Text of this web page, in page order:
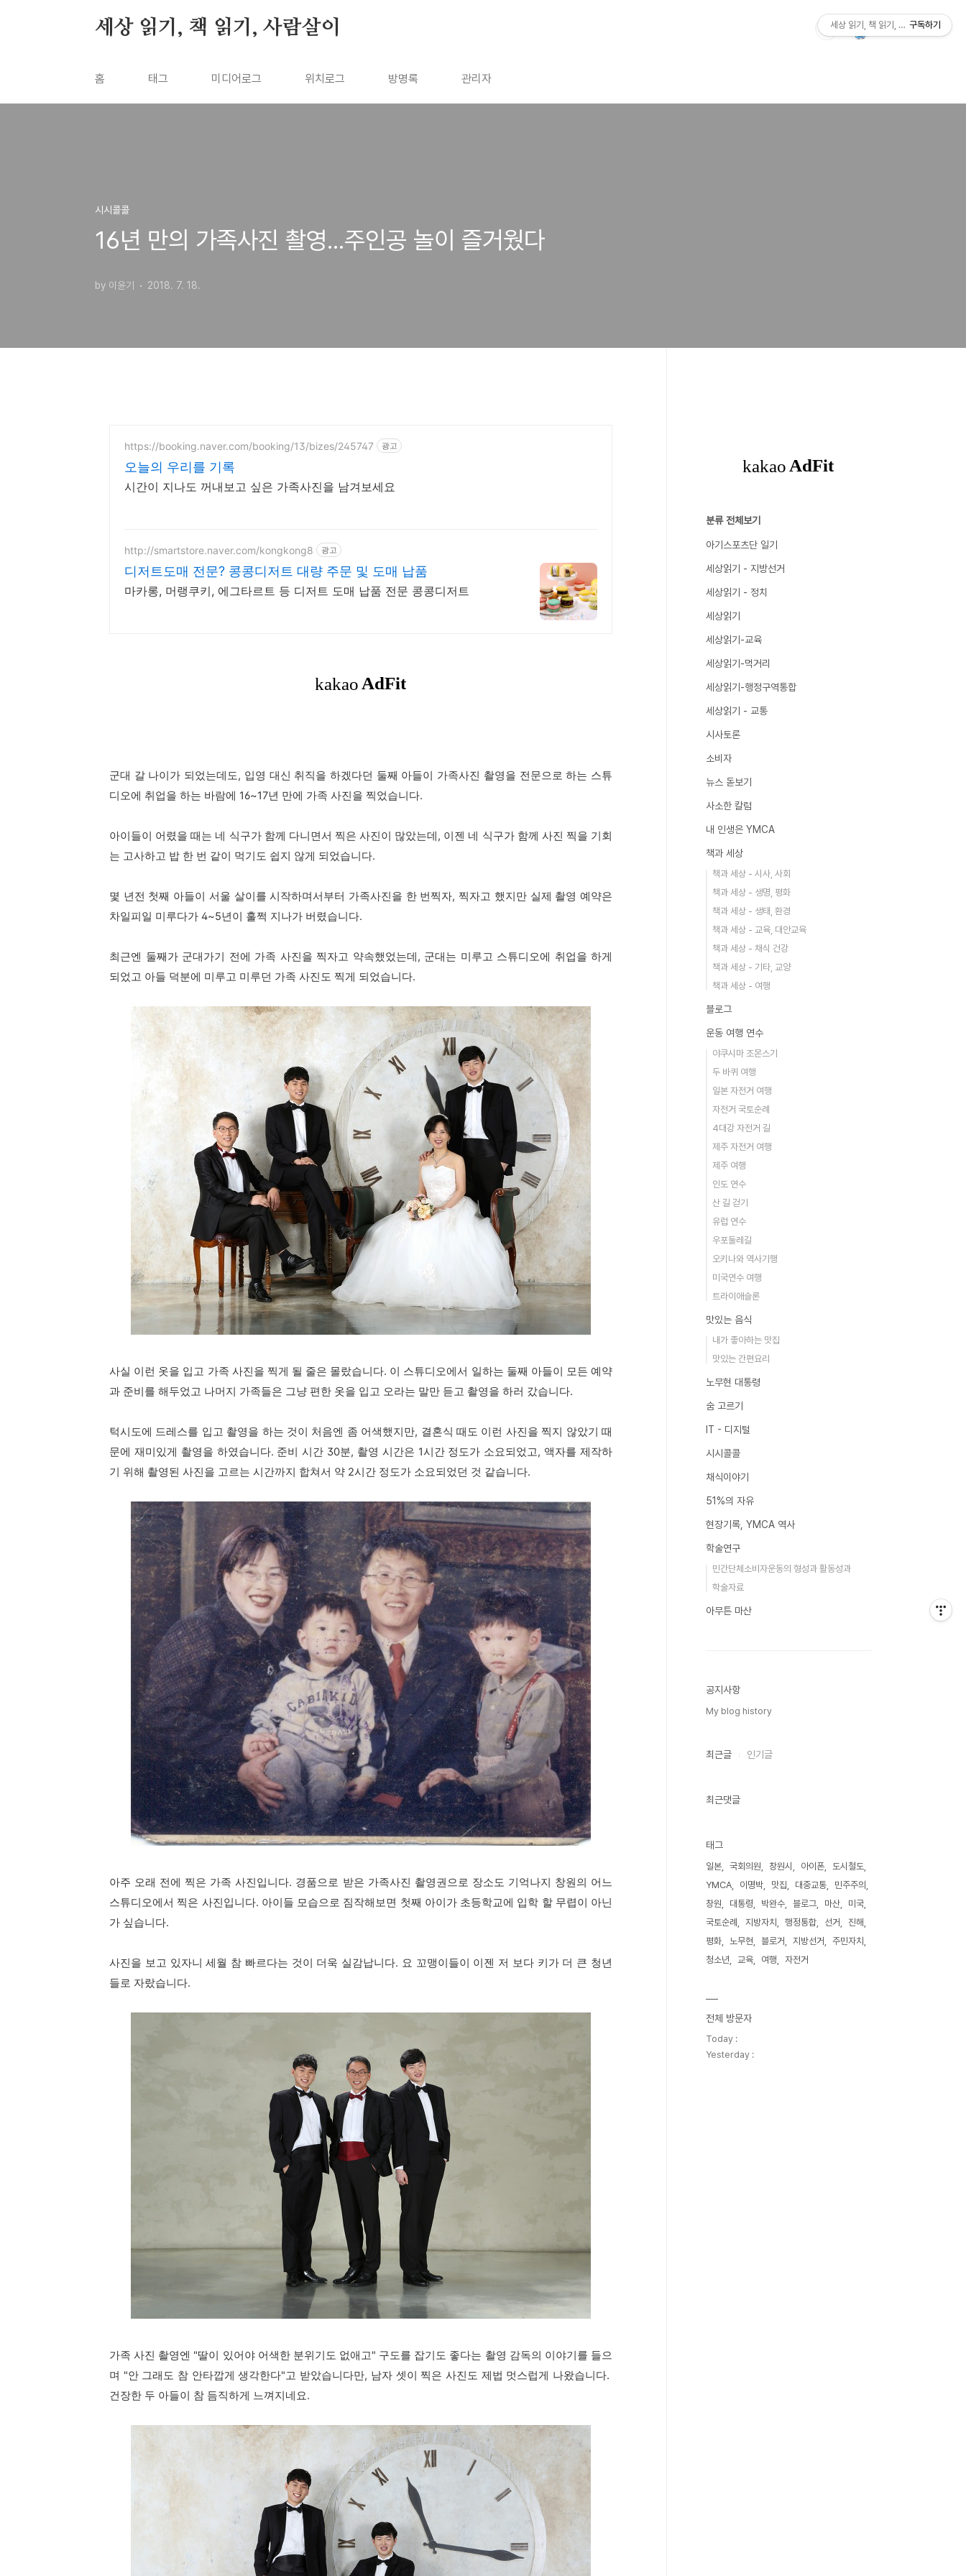
세상 읽기, 책 읽기, 사람살이
홈 태그 미디어로그 위치로그 방명록 관리자
시시콜콜
16년 만의 가족사진 촬영...주인공 놀이 즐거웠다
by 이윤기 2018. 7. 18.
https://booking.naver.com/booking/13/bizes/245747 광고
오늘의 우리를 기록
시간이 지나도 꺼내보고 싶은 가족사진을 남겨보세요
http://smartstore.naver.com/kongkong8 광고
디저트도매 전문? 콩콩디저트 대량 주문 및 도매 납품
마카롱, 머랭쿠키, 에그타르트 등 디저트 도매 납품 전문 콩콩디저트
군대 갈 나이가 되었는데도, 입영 대신 취직을 하겠다던 둘째 아들이 가족사진 촬영을 전문으로 하는 스튜
디오에 취업을 하는 바람에 16~17년 만에 가족 사진을 찍었습니다.
아이들이 어렸을 때는 네 식구가 함께 다니면서 찍은 사진이 많았는데, 이젠 네 식구가 함께 사진 찍을 기회
는 고사하고 밥 한 번 같이 먹기도 쉽지 않게 되었습니다.
몇 년전 첫째 아들이 서울 살이를 시작하며서부터 가족사진을 한 번찍자, 찍자고 했지만 실제 촬영 예약은
차일피일 미루다가 4~5년이 훌쩍 지나가 버렸습니다.
최근엔 둘째가 군대가기 전에 가족 사진을 찍자고 약속했었는데, 군대는 미루고 스튜디오에 취업을 하게
되었고 아들 덕분에 미루고 미루던 가족 사진도 찍게 되었습니다.
사실 이런 옷을 입고 가족 사진을 찍게 될 줄은 몰랐습니다. 이 스튜디오에서 일하는 둘째 아들이 모든 예약
과 준비를 해두었고 나머지 가족들은 그냥 편한 옷을 입고 오라는 말만 듣고 촬영을 하러 갔습니다.
턱시도에 드레스를 입고 촬영을 하는 것이 처음엔 좀 어색했지만, 결혼식 때도 이런 사진을 찍지 않았기 때
문에 재미있게 촬영을 하였습니다. 준비 시간 30분, 촬영 시간은 1시간 정도가 소요되었고, 액자를 제작하
기 위해 촬영된 사진을 고르는 시간까지 합쳐서 약 2시간 정도가 소요되었던 것 같습니다.
아주 오래 전에 찍은 가족 사진입니다. 경품으로 받은 가족사진 촬영권으로 장소도 기억나지 창원의 어느
스튜디오에서 찍은 사진입니다. 아이들 모습으로 짐작해보면 첫째 아이가 초등학교에 입학 할 무렵이 아닌
가 싶습니다.
사진을 보고 있자니 세월 참 빠르다는 것이 더욱 실감납니다. 요 꼬맹이들이 이젠 저 보다 키가 더 큰 청년
들로 자랐습니다.
가족 사진 촬영엔 "딸이 있어야 어색한 분위기도 없애고" 구도를 잡기도 좋다는 촬영 감독의 이야기를 들으
며 "안 그래도 참 안타깝게 생각한다"고 받았습니다만, 남자 셋이 찍은 사진도 제법 멋스럽게 나왔습니다.
건장한 두 아들이 참 듬직하게 느껴지네요.
분류 전체보기
아기스포츠단 일기
세상읽기 - 지방선거
세상읽기 - 정치
세상읽기
세상읽기-교육
세상읽기-먹거리
세상읽기-행정구역통합
세상읽기 - 교통
시사토론
소비자
뉴스 돋보기
사소한 칼럼
내 인생은 YMCA
책과 세상
책과 세상 - 시사, 사회
책과 세상 - 생명, 평화
책과 세상 - 생태, 환경
책과 세상 - 교육, 대안교육
책과 세상 - 채식 건강
책과 세상 - 기타, 교양
책과 세상 - 여행
블로그
운동 여행 연수
야쿠시마 조몬스기
두 바퀴 여행
일본 자전거 여행
자전거 국토순례
4대강 자전거 길
제주 자전거 여행
제주 여행
인도 연수
산 길 걷기
유럽 연수
우포둘레길
오키나와 역사기행
미국연수 여행
트라이애슬론
맛있는 음식
내가 좋아하는 맛집
맛있는 간편요리
노무현 대통령
숨 고르기
IT - 디지털
시시콜콜
채식이야기
51%의 자유
현장기록, YMCA 역사
학술연구
민간단체소비자운동의 형성과 활동성과
학술자료
아무튼 마산
공지사항
My blog history
최근글 인기글
최근댓글
태그
일본 국회의원 창원시 아이폰
도시철도
YMCA
이명박 맛집 대중교통
민주주의
창원
대통령 박완수 블로그 마산
미국
국토순례
지방자치 행정통합 선거
진해
평화
노무현 블로거 지방선거
주민자치
청소년
교육 여행 자전거
전체 방문자
Today :
Yesterday :
세상 읽기, 책 읽기, 사람살이
구독하기